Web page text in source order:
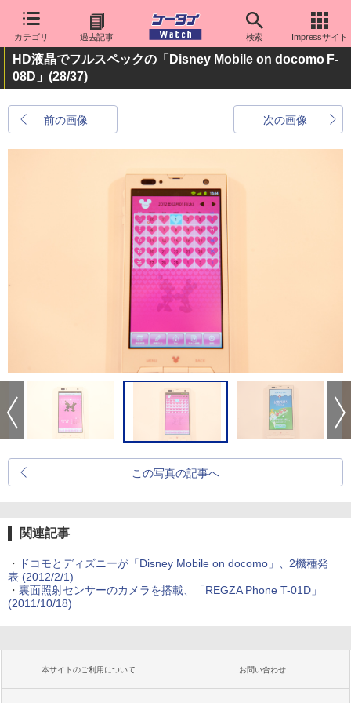
カテゴリ 過去記事 検索 Impressサイト
HD液晶でフルスペックの「Disney Mobile on docomo F-
08D」 (28/37)
前の画像 次の画像
この写真の記事へ
関連記事
・
ドコモとディズニーが「Disney Mobile on docomo」、2機種発
表 (2012/2/1)
・ 裏面照射センサーのカメラを搭載、「REGZA Phone T-01D」
(2011/10/18)
本サイトのご利用について お問い合わせ